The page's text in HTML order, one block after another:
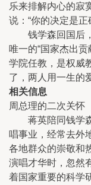
乐来排解内心的寂
说：“你的决定是
钱学森回国后，
唯一的“国家杰出
学院任教，是权威
了，两人用一生的
相关信息
周总理的二次关怀
蒋英陪同钱学森
唱事业，经常去外
各地群众的崇敬和
演唱才华时，忽然
着国家重要的科学